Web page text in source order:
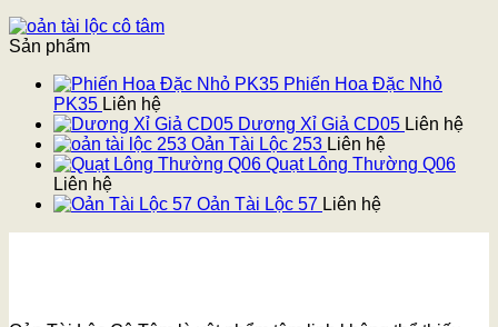
Sản phẩm
Phiến Hoa Đặc Nhỏ
PK35 Liên hệ
Dương Xỉ Giả CD05 Liên hệ
Oản Tài Lộc 253 Liên hệ
Quạt Lông Thường Q06
Liên hệ
Oản Tài Lộc 57 Liên hệ